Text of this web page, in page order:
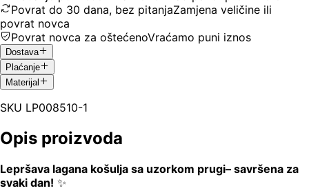
Povrat do 30 dana, bez pitanjaZamjena veličine ili
povrat novca
Povrat novca za oštećenoVraćamo puni iznos
Dostava
Plaćanje
Materijal
SKU LP008510-1
Opis proizvoda
Lepršava lagana košulja sa uzorkom prugi– savršena za
svaki dan! ✨